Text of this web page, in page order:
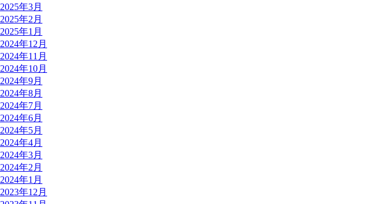
2025年3月
2025年2月
2025年1月
2024年12月
2024年11月
2024年10月
2024年9月
2024年8月
2024年7月
2024年6月
2024年5月
2024年4月
2024年3月
2024年2月
2024年1月
2023年12月